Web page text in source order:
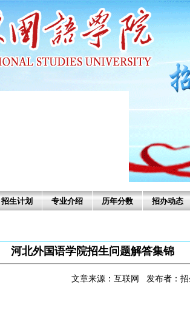
招生计划 专业介绍 历年分数 招办动态
河北外国语学院招生问题解答集锦
文章来源：互联网 发布者：